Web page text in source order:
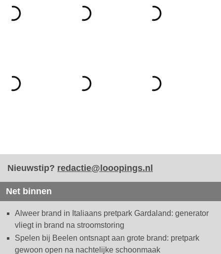
Nieuwstip? redactie@looopings.nl
Net binnen
Alweer brand in Italiaans pretpark Gardaland: generator
vliegt in brand na stroomstoring
Spelen bij Beelen ontsnapt aan grote brand: pretpark
gewoon open na nachtelijke schoonmaak